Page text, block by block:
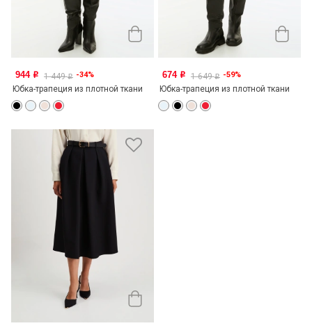
944 o 1 449o -34%
Юбка-трапеция из плотной ткани
674 o 1 649o -59%
Юбка-трапеция из плотной ткани